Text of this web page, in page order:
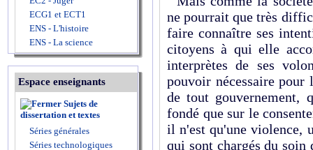
ECG1 et ECT1
ENS - L'histoire
ENS - La science
Espace enseignants
Sujets de
dissertation et textes
Séries générales
Séries technologiques
ne pourrait que très
faire connaître ses
citoyens à qui elle
interprètes de ses
pouvoir nécessaire
de tout gouvernement,
fondé que sur le
il n'est qu'une violence,
qui sont chargés du soin